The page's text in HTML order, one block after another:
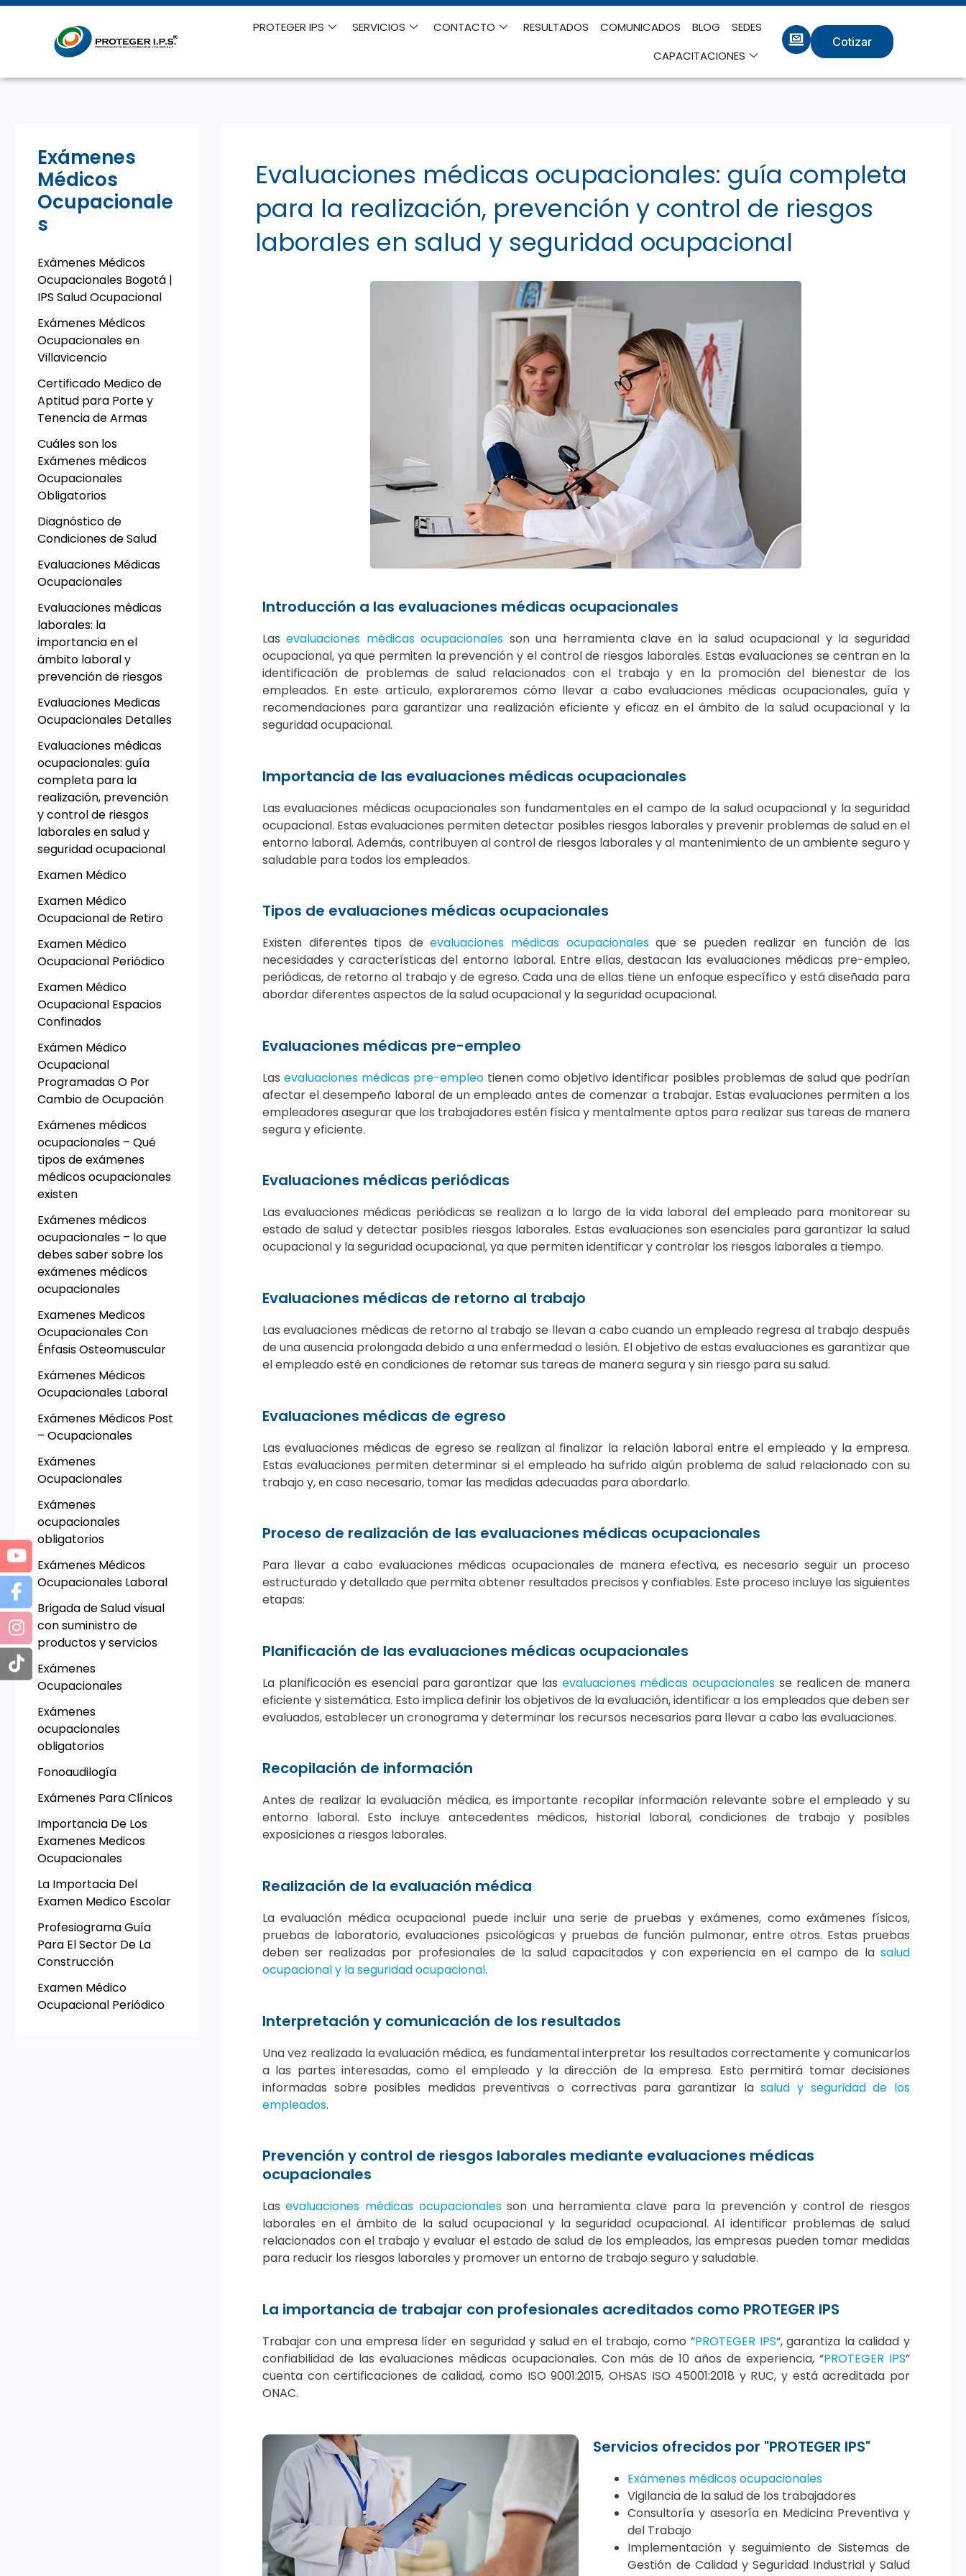
Ir
contenido
PROTEGER IPS SERVICIOS CONTACTO RESULTADOS COMUNICADOS BLOG
SEDES
CAPACITACIONES
Cotizar
Exámenes
Médicos
Ocupacionale
s
Exámenes Médicos
Ocupacionales Bogotá |
IPS Salud Ocupacional
Exámenes Médicos
Ocupacionales en
Villavicencio
Certificado Medico de
Aptitud para Porte y
Tenencia de Armas
Cuáles son los
Exámenes médicos
Ocupacionales
Obligatorios
Diagnóstico de
Condiciones de Salud
Evaluaciones Médicas
Ocupacionales
Evaluaciones médicas
laborales: la
importancia en el
ámbito laboral y
prevención de riesgos
Evaluaciones Medicas
Ocupacionales Detalles
Evaluaciones médicas
ocupacionales: guía
completa para la
realización, prevención
y control de riesgos
laborales en salud y
seguridad ocupacional
Examen Médico
Examen Médico
Ocupacional de Retiro
Examen Médico
Ocupacional Periódico
Examen Médico
Ocupacional Espacios
Confinados
Exámen Médico
Ocupacional
Programadas O Por
Cambio de Ocupación
Exámenes médicos
ocupacionales – Qué
tipos de exámenes
médicos ocupacionales
existen
Exámenes médicos
ocupacionales – lo que
debes saber sobre los
exámenes médicos
ocupacionales
Examenes Medicos
Ocupacionales Con
Énfasis Osteomuscular
Exámenes Médicos
Ocupacionales Laboral
Exámenes Médicos Post
– Ocupacionales
Exámenes
Ocupacionales
Exámenes
ocupacionales
obligatorios
Exámenes Médicos
Ocupacionales Laboral
Brigada de Salud visual
con suministro de
productos y servicios
Exámenes
Ocupacionales
Exámenes
ocupacionales
obligatorios
Fonoaudilogía
Exámenes Para Clínicos
Importancia De Los
Examenes Medicos
Ocupacionales
La Importacia Del
Examen Medico Escolar
Profesiograma Guía
Para El Sector De La
Construcción
Examen Médico
Ocupacional Periódico
Evaluaciones médicas ocupacionales: guía completa
para la realización, prevención y control de riesgos
laborales en salud y seguridad ocupacional
Introducción a las evaluaciones médicas ocupacionales
Lasevaluaciones médicas ocupacionales son una herramienta clave en la salud ocupacional y la seguridad
ocupacional, ya que permiten la prevención y el control de riesgos laborales. Estas evaluaciones se centran en la
identificación de problemas de salud relacionados con el trabajo y en la promoción del bienestar de los
empleados. En este artículo, exploraremos cómo llevar a cabo evaluaciones médicas ocupacionales, guía y
recomendaciones para garantizar una realización eficiente y eficaz en el ámbito de la salud ocupacional y la
seguridad ocupacional.
Importancia de las evaluaciones médicas ocupacionales
Las evaluaciones médicas ocupacionales son fundamentales en el campo de la salud ocupacional y la seguridad
ocupacional. Estas evaluaciones permiten detectar posibles riesgos laborales y prevenir problemas de salud en el
entorno laboral. Además, contribuyen al control de riesgos laborales y al mantenimiento de un ambiente seguro y
saludable para todos los empleados.
Tipos de evaluaciones médicas ocupacionales
Existen diferentes tipos deevaluaciones médicas ocupacionalesque se pueden realizar en función de las
necesidades y características del entorno laboral. Entre ellas, destacan las evaluaciones médicas pre-empleo,
periódicas, de retorno al trabajo y de egreso. Cada una de ellas tiene un enfoque específico y está diseñada para
abordar diferentes aspectos de la salud ocupacional y la seguridad ocupacional.
Evaluaciones médicas pre-empleo
Las evaluaciones médicas pre-empleotienen como objetivo identificar posibles problemas de salud que podrían
afectar el desempeño laboral de un empleado antes de comenzar a trabajar. Estas evaluaciones permiten a los
empleadores asegurar que los trabajadores estén física y mentalmente aptos para realizar sus tareas de manera
segura y eficiente.
Evaluaciones médicas periódicas
Las evaluaciones médicas periódicas se realizan a lo largo de la vida laboral del empleado para monitorear su
estado de salud y detectar posibles riesgos laborales. Estas evaluaciones son esenciales para garantizar la salud
ocupacional y la seguridad ocupacional, ya que permiten identificar y controlar los riesgos laborales a tiempo.
Evaluaciones médicas de retorno al trabajo
Las evaluaciones médicas de retorno al trabajo se llevan a cabo cuando un empleado regresa al trabajo después
de una ausencia prolongada debido a una enfermedad o lesión. El objetivo de estas evaluaciones es garantizar que
el empleado esté en condiciones de retomar sus tareas de manera segura y sin riesgo para su salud.
Evaluaciones médicas de egreso
Las evaluaciones médicas de egreso se realizan al finalizar la relación laboral entre el empleado y la empresa.
Estas evaluaciones permiten determinar si el empleado ha sufrido algún problema de salud relacionado con su
trabajo y, en caso necesario, tomar las medidas adecuadas para abordarlo.
Proceso de realización de las evaluaciones médicas ocupacionales
Para llevar a cabo evaluaciones médicas ocupacionales de manera efectiva, es necesario seguir un proceso
estructurado y detallado que permita obtener resultados precisos y confiables. Este proceso incluye las siguientes
etapas:
Planificación de las evaluaciones médicas ocupacionales
La planificación es esencial para garantizar que las evaluaciones médicas ocupacionales se realicen de manera
eficiente y sistemática. Esto implica definir los objetivos de la evaluación, identificar a los empleados que deben ser
evaluados, establecer un cronograma y determinar los recursos necesarios para llevar a cabo las evaluaciones.
Recopilación de información
Antes de realizar la evaluación médica, es importante recopilar información relevante sobre el empleado y su
entorno laboral. Esto incluye antecedentes médicos, historial laboral, condiciones de trabajo y posibles
exposiciones a riesgos laborales.
Realización de la evaluación médica
La evaluación médica ocupacional puede incluir una serie de pruebas y exámenes, como exámenes físicos,
pruebas de laboratorio, evaluaciones psicológicas y pruebas de función pulmonar, entre otros. Estas pruebas
deben ser realizadas por profesionales de la salud capacitados y con experiencia en el campo de la salud
ocupacional y la seguridad ocupacional.
Interpretación y comunicación de los resultados
Una vez realizada la evaluación médica, es fundamental interpretar los resultados correctamente y comunicarlos
a las partes interesadas, como el empleado y la dirección de la empresa. Esto permitirá tomar decisiones
informadas sobre posibles medidas preventivas o correctivas para garantizar lasalud y seguridad de los
empleados.
Prevención y control de riesgos laborales mediante evaluaciones médicas
ocupacionales
Lasevaluaciones médicas ocupacionalesson una herramienta clave para la prevención y control de riesgos
laborales en el ámbito de la salud ocupacional y la seguridad ocupacional. Al identificar problemas de salud
relacionados con el trabajo y evaluar el estado de salud de los empleados, las empresas pueden tomar medidas
para reducir los riesgos laborales y promover un entorno de trabajo seguro y saludable.
La importancia de trabajar con profesionales acreditados como PROTEGER IPS
Trabajar con una empresa líder en seguridad y salud en el trabajo, como “PROTEGER IPS“, garantiza la calidad y
confiabilidad de las evaluaciones médicas ocupacionales. Con más de 10 años de experiencia, “PROTEGER IPS”
cuenta con certificaciones de calidad, como ISO 9001:2015, OHSAS ISO 45001:2018 y RUC, y está acreditada por
ONAC.
Servicios ofrecidos por "PROTEGER IPS"
Exámenes médicos ocupacionales
Vigilancia de la salud de los trabajadores
Consultoría y asesoría en Medicina Preventiva y
del Trabajo
Implementación y seguimiento de Sistemas de
Gestión de Calidad y Seguridad Industrial y Salud